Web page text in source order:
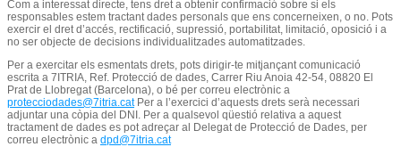
Com a interessat directe, tens dret a obtenir confirmació sobre si els
responsables estem tractant dades personals que ens concerneixen, o no. Pots
exercir el dret d’accés, rectificació, supressió, portabilitat, limitació, oposició i a
no ser objecte de decisions individualitzades automatitzades.
Per a exercitar els esmentats drets, pots dirigir-te mitjançant comunicació
escrita a 7ITRIA, Ref. Protecció de dades, Carrer Riu Anoia 42-54, 08820 El
Prat de Llobregat (Barcelona), o bé per correu electrònic a
protecciodades@7itria.catPer a l’exercici d’aquests drets serà necessari
adjuntar una còpia del DNI. Per a qualsevol qüestió relativa a aquest
tractament de dades es pot adreçar al Delegat de Protecció de Dades, per
correu electrònic a dpd@7itria.cat